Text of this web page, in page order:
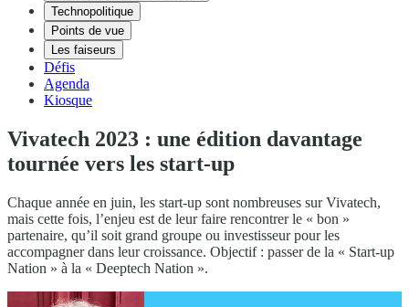
Technopolitique
Points de vue
Les faiseurs
Défis
Agenda
Kiosque
Vivatech 2023 : une édition davantage
tournée vers les start-up
Chaque année en juin, les start-up sont nombreuses sur Vivatech,
mais cette fois, l’enjeu est de leur faire rencontrer le « bon »
partenaire, qu’il soit grand groupe ou investisseur pour les
accompagner dans leur croissance. Objectif : passer de la « Start-up
Nation » à la « Deeptech Nation ».